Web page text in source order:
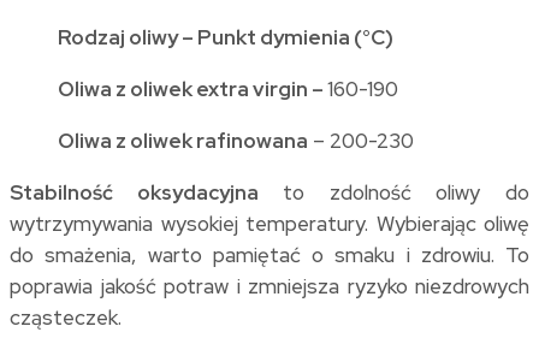
Rodzaj oliwy – Punkt dymienia (°C)
Oliwa z oliwek extra virgin –160-190
Oliwa z oliwek rafinowana – 200-230
Stabilność oksydacyjna to zdolność oliwy do
wytrzymywania wysokiej temperatury. Wybierając oliwę
do smażenia, warto pamiętać o smaku i zdrowiu. To
poprawia jakość potraw i zmniejsza ryzyko niezdrowych
cząsteczek.